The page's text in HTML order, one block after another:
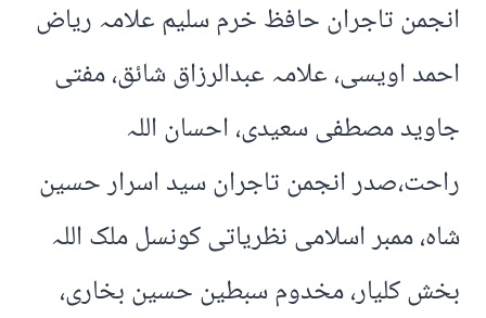
انجمن تاجران حافظ خرم سلیم علامہ ریاض
احمد اویسی، علامہ عبدالرزاق شائق، مفتی
جاوید مصطفی سعیدی، احسان اللہ
راحت،صدر انجمن تاجران سید اسرار حسین
شاہ، ممبر اسلامی نظریاتی کونسل ملک اللہ
بخش کلیار، مخدوم سبطین حسین بخاری،